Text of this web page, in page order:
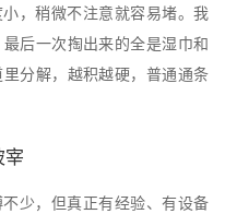
，稍微不注意就容易堵。我
后一次掏出来的全是湿巾和
分解，越积越硬，普通通条
少，但真正有经验、有设备